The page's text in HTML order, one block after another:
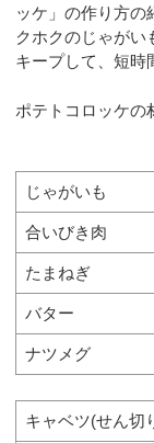
ッケ」の作り方の
クホクのじゃがい
キープして、短時
ポテトコロッケの
じゃがいも
合いびき肉
たまねぎ
バター
ナツメグ
キャベツ(せん切